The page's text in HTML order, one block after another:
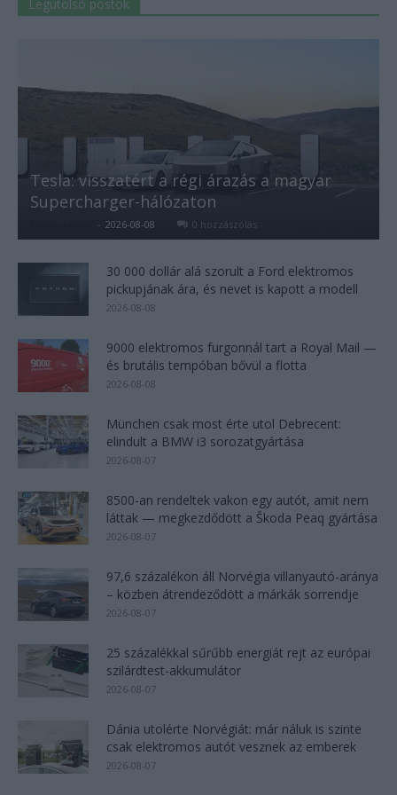
Legutolsó postok
Tesla: visszatért a régi árazás a magyar
Supercharger-hálózaton
- 2026-08-08 0 hozzászólás
30 000 dollár alá szorult a Ford elektromos
pickupjának ára, és nevet is kapott a modell
2026-08-08
9000 elektromos furgonnál tart a Royal Mail —
és brutális tempóban bővül a flotta
2026-08-08
München csak most érte utol Debrecent:
elindult a BMW i3 sorozatgyártása
2026-08-07
8500-an rendeltek vakon egy autót, amit nem
láttak — megkezdődött a Škoda Peaq gyártása
2026-08-07
97,6 százalékon áll Norvégia villanyautó-aránya
– közben átrendeződött a márkák sorrendje
2026-08-07
25 százalékkal sűrűbb energiát rejt az európai
szilárdtest-akkumulátor
2026-08-07
Dánia utolérte Norvégiát: már náluk is szinte
csak elektromos autót vesznek az emberek
2026-08-07